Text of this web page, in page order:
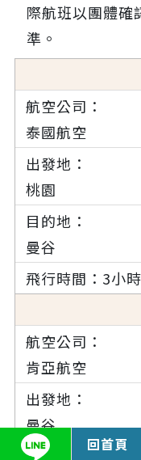
回首頁
際航班以團體確
準。
泰國航空
桃園
曼谷
3小
肯亞航空
曼谷